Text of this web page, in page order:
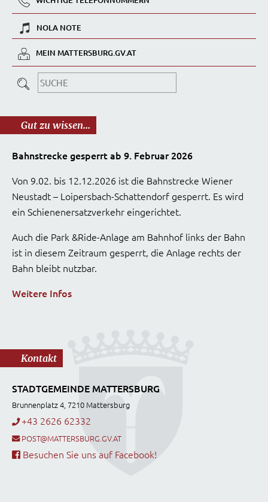
NOLA NOTE
MEIN MATTERSBURG.GV.AT
Gut zu wissen...
Bahnstrecke gesperrt ab 9. Februar 2026
Von 9.02. bis 12.12.2026 ist die Bahnstrecke Wiener
Neustadt – Loipersbach-Schattendorf gesperrt. Es wird
ein Schienenersatzverkehr eingerichtet.
Auch die Park &Ride-Anlage am Bahnhof links der Bahn
ist in diesem Zeitraum gesperrt, die Anlage rechts der
Bahn bleibt nutzbar.
Weitere Infos
Kontakt
STADTGEMEINDE MATTERSBURG
Brunnenplatz 4, 7210 Mattersburg
+43 2626 62332
POST@MATTERSBURG.GV.AT
Besuchen Sie uns auf Facebook!